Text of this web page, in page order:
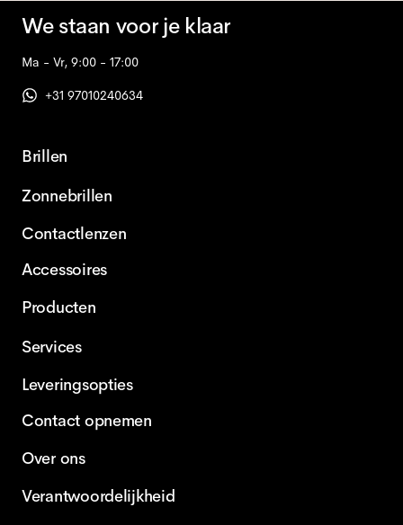
We staan voor je klaar
Ma - Vr, 9:00 - 17:00
+31 97010240634
Brillen
Zonnebrillen
Contactlenzen
Accessoires
Producten
Services
Leveringsopties
Contact opnemen
Over ons
Verantwoordelijkheid